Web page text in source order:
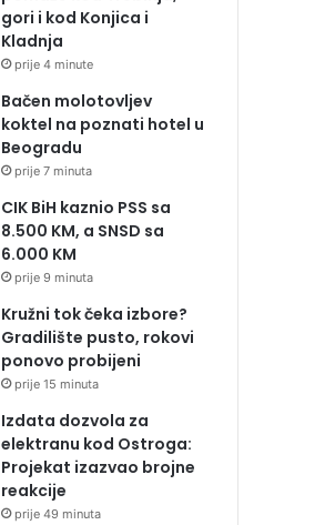
gori i kod Konjica i
Kladnja
prije 4 minute
Bačen molotovljev
koktel na poznati hotel u
Beogradu
prije 7 minuta
CIK BiH kaznio PSS sa
8.500 KM, a SNSD sa
6.000 KM
prije 9 minuta
Kružni tok čeka izbore?
Gradilište pusto, rokovi
ponovo probijeni
prije 15 minuta
Izdata dozvola za
elektranu kod Ostroga:
Projekat izazvao brojne
reakcije
prije 49 minuta